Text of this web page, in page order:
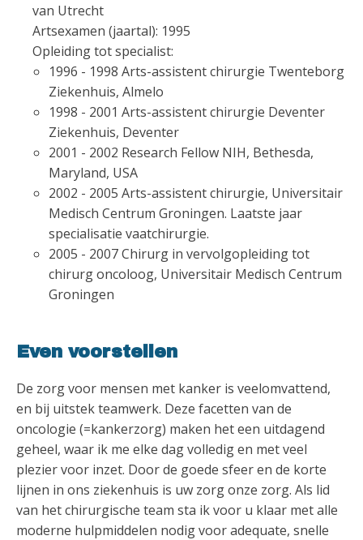
van Utrecht
Artsexamen (jaartal): 1995
Opleiding tot specialist:
1996 - 1998 Arts-assistent chirurgie Twenteborg
Ziekenhuis, Almelo
1998 - 2001 Arts-assistent chirurgie Deventer
Ziekenhuis, Deventer
2001 - 2002 Research Fellow NIH, Bethesda,
Maryland, USA
2002 - 2005 Arts-assistent chirurgie, Universitair
Medisch Centrum Groningen. Laatste jaar
specialisatie vaatchirurgie.
2005 - 2007 Chirurg in vervolgopleiding tot
chirurg oncoloog, Universitair Medisch Centrum
Groningen
Even voorstellen
De zorg voor mensen met kanker is veelomvattend,
en bij uitstek teamwerk. Deze facetten van de
oncologie (=kankerzorg) maken het een uitdagend
geheel, waar ik me elke dag volledig en met veel
plezier voor inzet. Door de goede sfeer en de korte
lijnen in ons ziekenhuis is uw zorg onze zorg. Als lid
van het chirurgische team sta ik voor u klaar met alle
moderne hulpmiddelen nodig voor adequate, snelle